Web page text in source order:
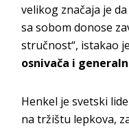
velikog značaja je
sa sobom donose
stručnost“, istakao je
osnivača i
Henkel je svetski
na tržištu lepkova,